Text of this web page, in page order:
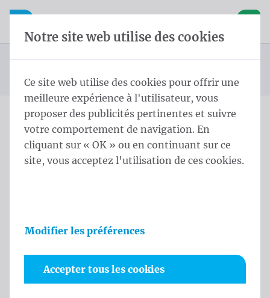
Skip content
Sauter la sélection de la langue
Ouvrir la navigation mobile
Vous êtes ici :
Drapeaux des pays d'Asie
Drapeau Koweït 200x300 cm
Drapeau Koweït 200x300
cm
Notre site web utilise des cookies
Ce site web utilise des cookies pour offrir une
meilleure expérience à l'utilisateur, vous
proposer des publicités pertinentes et suivre
votre comportement de navigation. En
cliquant sur « OK » ou en continuant sur ce
site, vous acceptez l'utilisation de ces cookies.
Modifier les préférences
Accepter tous les cookies